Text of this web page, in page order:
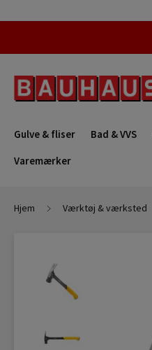
Gulve & fliser Bad & VVS
Varemærker
Hjem Værktøj & værksted